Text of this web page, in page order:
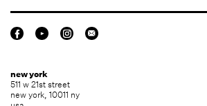
new york
511 w 21st street
new york, 10011 ny